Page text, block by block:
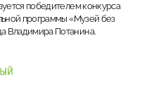
победителем конкурса
программы «Музей без
Владимира Потанина.